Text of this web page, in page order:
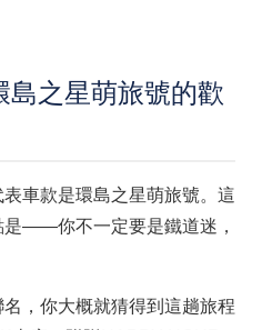
島之星萌旅號的歡
表車款是環島之星萌旅號。這
是——你不一定要是鐵道迷，
，你大概就猜得到這趟旅程